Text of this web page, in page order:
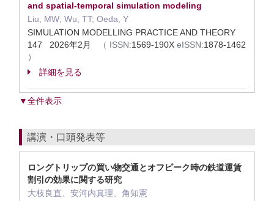
and spatial-temporal simulation modeling
Liu, MW; Wu, TT; Oeda, Y
SIMULATION MODELLING PRACTICE AND THEORY
147 2026年2月
（ ISSN:1569-190X eISSN:1878-1462
）
詳細を見る
▼全件表示
講演・口頭発表等
ロングトリップの買い物交通とオフピーク時の鉄道運賃
割引の効果に関する研究
大枝良直、安河内真理、角知憲